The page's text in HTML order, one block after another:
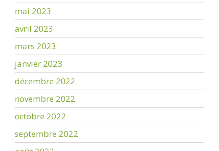
mai 2023
avril 2023
mars 2023
janvier 2023
décembre 2022
novembre 2022
octobre 2022
septembre 2022